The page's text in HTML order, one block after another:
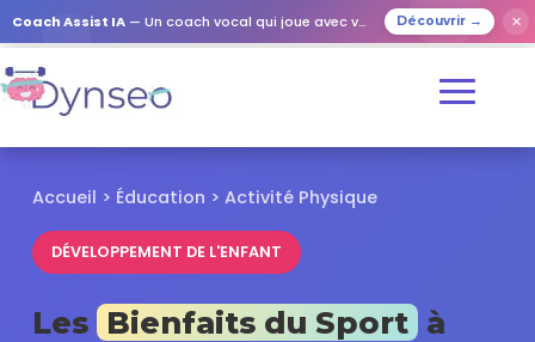
Coach Assist IA — Un coach vocal qui joue avec vos proches Découvrir → ✕
Accueil > Éducation > Activité Physique
DÉVELOPPEMENT DE L'ENFANT
Les Bienfaits du Sport à